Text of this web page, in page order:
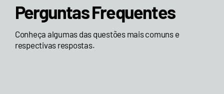
Perguntas Frequentes
Conheça algumas das questões mais comuns e
respectivas respostas.